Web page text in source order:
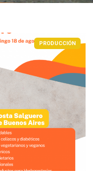
PRODUCCIÓN